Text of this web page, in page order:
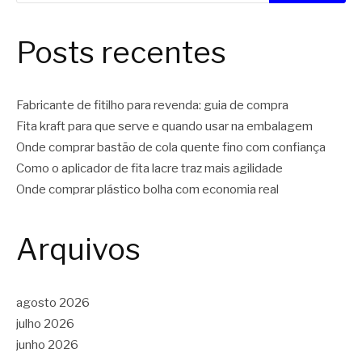
Posts recentes
Fabricante de fitilho para revenda: guia de compra
Fita kraft para que serve e quando usar na embalagem
Onde comprar bastão de cola quente fino com confiança
Como o aplicador de fita lacre traz mais agilidade
Onde comprar plástico bolha com economia real
Arquivos
agosto 2026
julho 2026
junho 2026